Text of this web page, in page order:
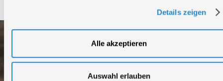
Details zeigen
Alle akzeptieren
Auswahl erlauben